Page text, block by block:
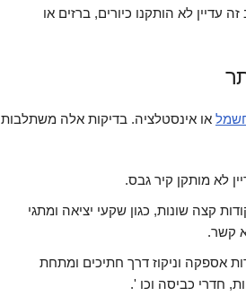
עדיין לא הותקנו כיורים, ברזים או
או אינסטלציה. בדיקות אלה משתלבות
לא מותקן קיר גבס.
קצה שונות, כגון שקעי יציאה ומתגי
קשר.
אספקה וניקוז דרך חתיכים ומתחת
חדרי כביסה וכו '.